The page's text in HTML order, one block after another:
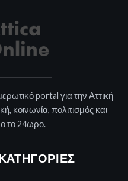
portal για την Αττική
κοινωνία, πολιτισμός και
το 24ωρο.